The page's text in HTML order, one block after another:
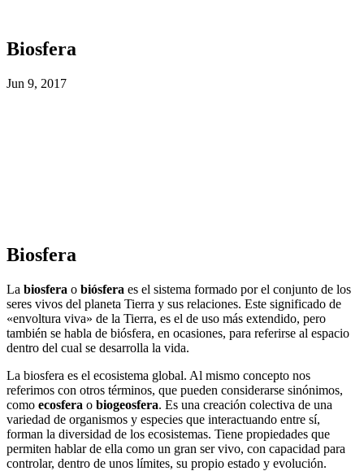
Biosfera
Jun 9, 2017
Biosfera
La biosfera o biósfera es el sistema formado por el conjunto de los
seres vivos del planeta Tierra y sus relaciones. Este significado de
«envoltura viva» de la Tierra, es el de uso más extendido, pero
también se habla de biósfera, en ocasiones, para referirse al espacio
dentro del cual se desarrolla la vida.
La biosfera es el ecosistema global. Al mismo concepto nos
referimos con otros términos, que pueden considerarse sinónimos,
como ecosfera o biogeosfera. Es una creación colectiva de una
variedad de organismos y especies que interactuando entre sí,
forman la diversidad de los ecosistemas. Tiene propiedades que
permiten hablar de ella como un gran ser vivo, con capacidad para
controlar, dentro de unos límites, su propio estado y evolución.